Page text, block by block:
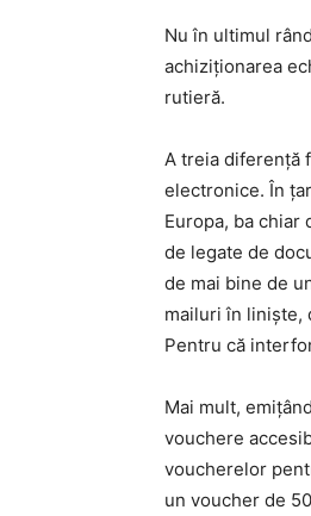
Nu în ultimul
achiziționarea
rutieră.
A treia diferență
electronice. În
Europa, ba
de legate de
de mai bine de
mailuri în liniște,
Pentru că
Mai mult,
vouchere
voucherelor
un voucher de